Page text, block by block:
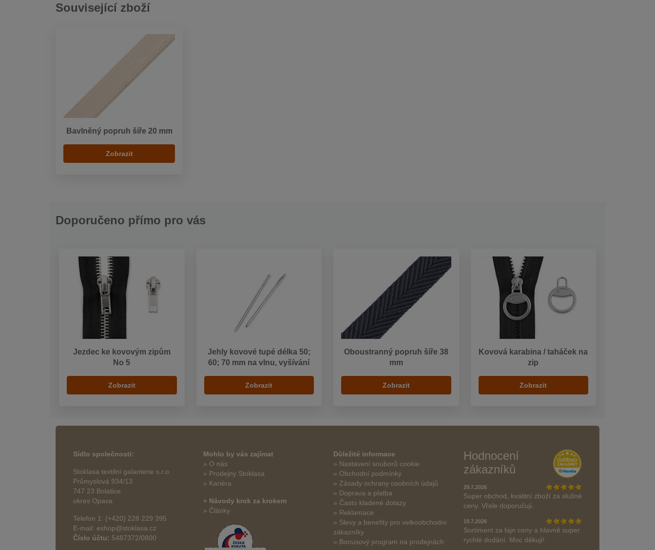
Související zboží
Bavlněný popruh šíře 20 mm
Zobrazit
Doporučeno přímo pro vás
Jezdec ke kovovým zipům
No 5
Zobrazit
Jehly kovové tupé délka 50;
60; 70 mm na vlnu, vyšívání
Zobrazit
Oboustranný popruh šíře 38
mm
Zobrazit
Kovová karabina / taháček na
zip
Zobrazit
Sídlo společnosti:
Stoklasa textilní galanterie s.r.o.
Průmyslová 934/13
747 23 Bolatice
okres Opava
Telefon 1: (+420) 228 229 395
E-mail: eshop@stoklasa.cz
Číslo účtu: 5487372/0800
Mohlo by vás zajímat
» O nás
» Prodejny Stoklasa
» Kariéra
» Návody krok za krokem
» Články
Důležité informace
» Nastavení souborů cookie
» Obchodní podmínky
» Zásady ochrany osobních údajů
» Doprava a platba
» Často kladené dotazy
» Reklamace
» Slevy a benefity pro velkoobchodní
zákazníky
» Bonusový program na prodejnách
Hodnocení
zákazníků
29.7.2026
Super obchod, kvalitní zboží za slušné
ceny. Vřele doporučuji.
19.7.2026
Sortiment za fajn ceny a hlavně super
rychlé dodání. Moc děkuji!.